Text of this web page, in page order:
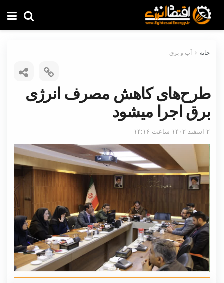
خانه آب و برق
طرح‌های کاهش مصرف انرژی
برق اجرا میشود
۲ اسفند ۱۴۰۲ ساعت ۱۴:۱۶